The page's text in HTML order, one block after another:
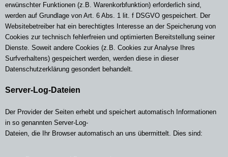
erwünschter Funktionen (z.B. Warenkorbfunktion) erforderlich sind,
werden auf Grundlage von Art. 6 Abs. 1 lit. f DSGVO gespeichert. Der
Websitebetreiber hat ein berechtigtes Interesse an der Speicherung von
Cookies zur technisch fehlerfreien und optimierten Bereitstellung seiner
Dienste. Soweit andere Cookies (z.B. Cookies zur Analyse Ihres
Surfverhaltens) gespeichert werden, werden diese in dieser
Datenschutzerklärung gesondert behandelt.
Server-Log-Dateien
Der Provider der Seiten erhebt und speichert automatisch Informationen
in so genannten Server-Log-
Dateien, die Ihr Browser automatisch an uns übermittelt. Dies sind: